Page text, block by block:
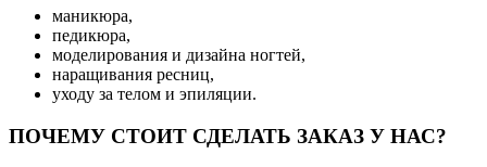
маникюра,
педикюра,
моделирования и дизайна ногтей,
наращивания ресниц,
уходу за телом и эпиляции.
ПОЧЕМУ СТОИТ СДЕЛАТЬ ЗАКАЗ У НАС?